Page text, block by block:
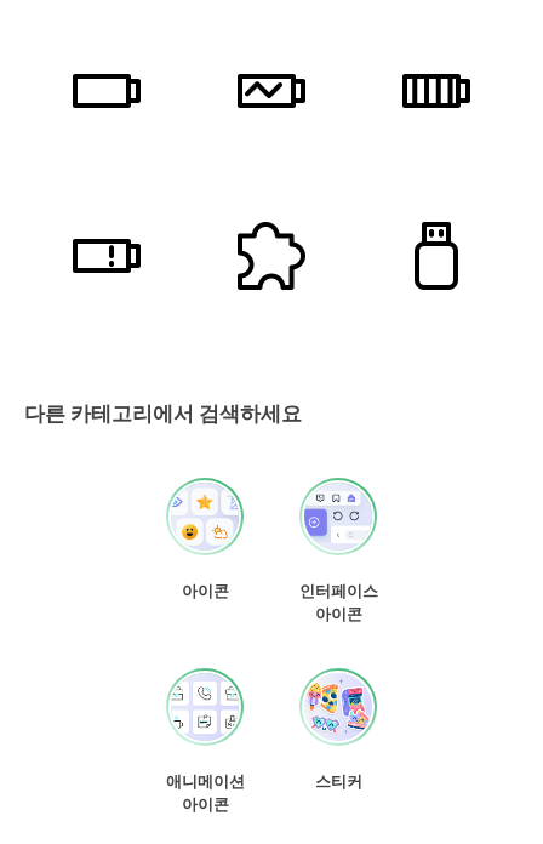
다른 카테고리에서 검색하세요
아이콘
인터페이스
아이콘
애니메이션
아이콘
스티커